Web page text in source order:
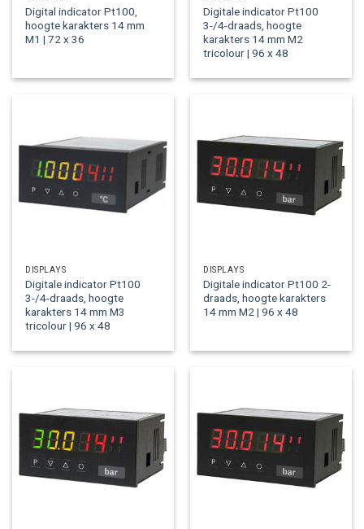
Digital indicator Pt100,
hoogte karakters 14 mm
M1 | 72 x 36
Digitale indicator Pt100
3-/4-draads, hoogte
karakters 14 mm M2
tricolour | 96 x 48
DISPLAYS
Digitale indicator Pt100
3-/4-draads, hoogte
karakters 14 mm M3
tricolour | 96 x 48
DISPLAYS
Digitale indicator Pt100 2-
draads, hoogte karakters
14 mm M2 | 96 x 48